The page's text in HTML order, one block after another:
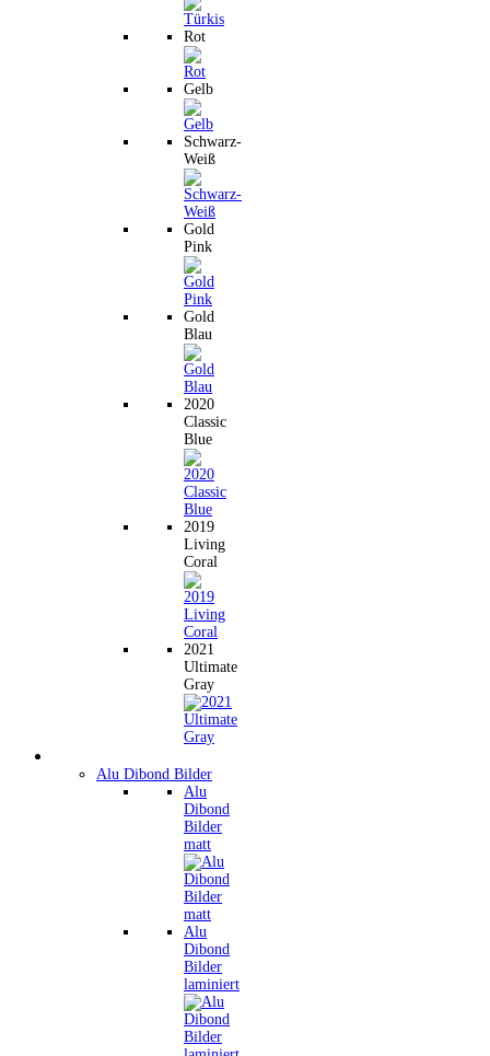
Rot
Gelb
Schwarz-
Weiß
Gold
Pink
Gold
Blau
2020
Classic
Blue
2019
Living
Coral
2021
Ultimate
Gray
Alu Dibond Bilder
Alu
Dibond
Bilder
matt
Alu
Dibond
Bilder
laminiert